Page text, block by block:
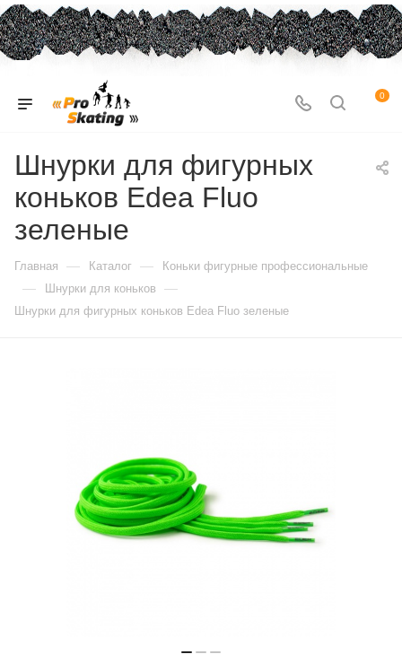
0
Шнурки для фигурных
коньков Edea Fluo
зеленые
Главная — Каталог — Коньки фигурные профессиональные
— Шнурки для коньков —
Шнурки для фигурных коньков Edea Fluo зеленые